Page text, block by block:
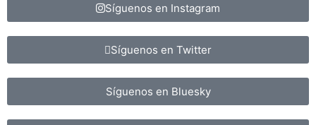
Síguenos en Instagram
Síguenos en Twitter
Síguenos en Bluesky